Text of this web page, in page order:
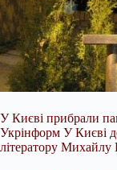
У Києві прибрали
Укрінформ У Києві
літератору Михайлу